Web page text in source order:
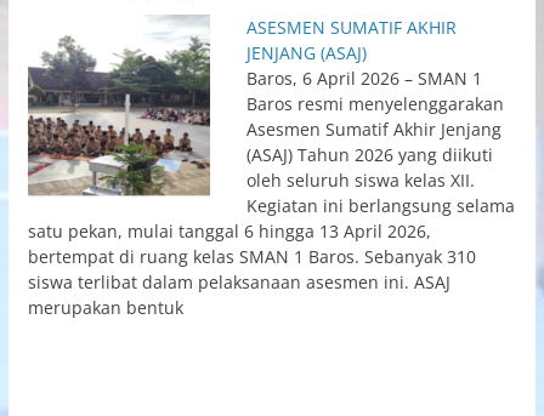
ASESMEN SUMATIF AKHIR
JENJANG (ASAJ)
Baros, 6 April 2026 – SMAN 1
Baros resmi menyelenggarakan
Asesmen Sumatif Akhir Jenjang
(ASAJ) Tahun 2026 yang diikuti
oleh seluruh siswa kelas XII.
Kegiatan ini berlangsung selama
satu pekan, mulai tanggal 6 hingga 13 April 2026,
bertempat di ruang kelas SMAN 1 Baros. Sebanyak 310
siswa terlibat dalam pelaksanaan asesmen ini. ASAJ
merupakan bentuk